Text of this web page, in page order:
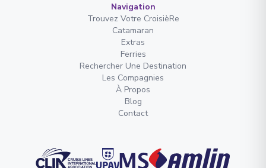
Navigation
Trouvez Votre CroisièRe
Catamaran
Extras
Ferries
Rechercher Une Destination
Les Compagnies
À Propos
Blog
Contact